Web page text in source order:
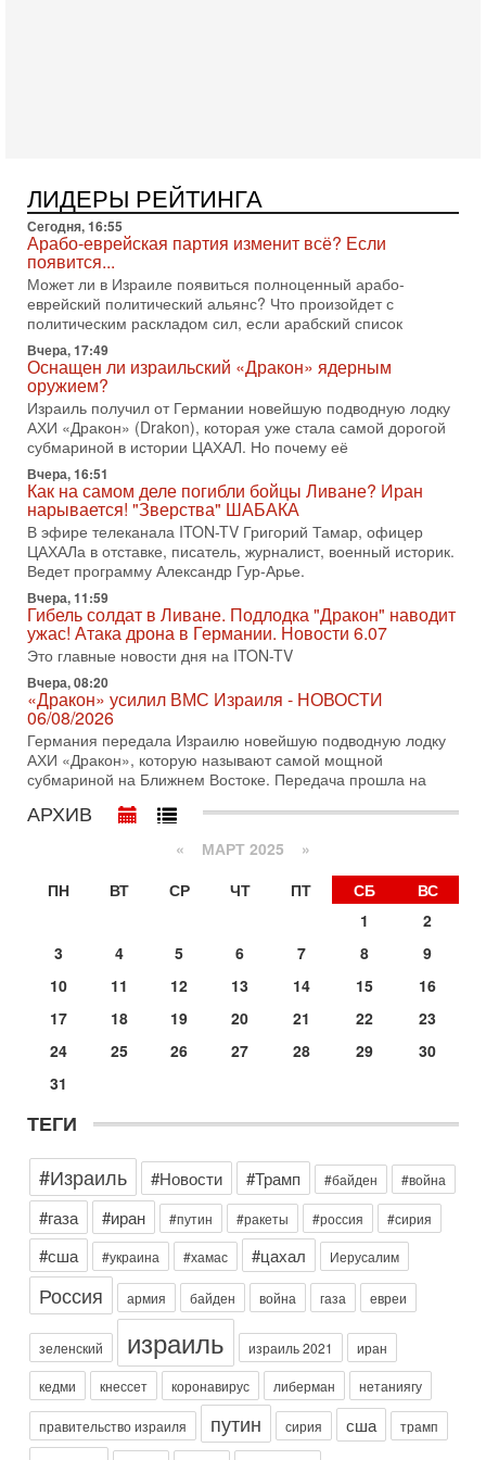
02/08/2026
Президент США Дональд Трамп сегодня заявил об отмене
подготовленного удара по Ирану после обращений
Тегерана и других стран региона. По его словам,
1-08-2026, 17:50
«Русский голос» Израиля: кто заберет его на этот
раз?
Голоса русскоязычных репатриантов не раз кардинально
меняли политический ландшафт Израиля. Достаточно
вспомнить взлет партии «Исраэль ба-алия», когда
31-07-2026, 17:00
Тайны закрытых дверей: о чём на самом деле
молчат Трамп и Нетаньяху?
Недавний визит премьер-министра Израиля Биньямина
Нетаньяху в США и его встреча с Дональдом Трампом
оставили больше вопросов, чем ответов. Полная
31-07-2026, 15:18
Иран готовит покушение на Нетаниягу! Трамп не
хочет эскалации, но КСИР готовит взрыв!
В эфире телеканала ITON-TV СЕРГЕЙ МИГДАЛЬ, эксперт
по вопросам безопасности, офицер запаса
Международного управления полиции Израиля, автор
Битва за разоружение ХАМАСа - НОВОСТИ
31/07/2026
Сегодня президент США Дональд Трамп заявил о
достижении исторического соглашения о полном
разоружении ХАМАСа и других вооруженных группировок в
Иран доведет Трампа до крайних мер? Разбор и
оценка от военного обозревателя Давида Шарпа
Ситуация вокруг противостояния Ирана и США накаляется
с каждым днем. Почему Трамп в самый последний момент
отменил решение о нанесении тяжелых ударов
Покупатель авиакомпании «Аркия» намерен
запретить полеты по субботам!
Вокруг возможной продажи авиакомпании «Аркия»
разгорается громкий конфликт.
Трамп готовит удар по Ирану - НОВОСТИ 30/07/2026
Президент США Дональд Трамп сегодня рассматривает
после ракетной атаки на американскую базу в
Арабо-еврейская партия изменит всё? Если
появится...
Может ли в Израиле появиться полноценный арабо-
еврейский политический альянс? Что произойдет с
политическим раскладом сил, если арабский список
Вчера, 17:49
Оснащен ли израильский «Дракон» ядерным
оружием?
Израиль получил от Германии новейшую подводную лодку
АХИ «Дракон» (Drakon), которая уже стала самой дорогой
субмариной в истории ЦАХАЛ. Но почему её
Вчера, 16:51
Как на самом деле погибли бойцы Ливане? Иран
нарывается! "Зверства" ШАБАКА
ЛИДЕРЫ РЕЙТИНГА
Сегодня, 16:55
Арабо-еврейская партия изменит всё? Если
появится...
Может ли в Израиле появиться полноценный арабо-
еврейский политический альянс? Что произойдет с
политическим раскладом сил, если арабский список
Вчера, 17:49
Оснащен ли израильский «Дракон» ядерным
оружием?
Израиль получил от Германии новейшую подводную лодку
АХИ «Дракон» (Drakon), которая уже стала самой дорогой
субмариной в истории ЦАХАЛ. Но почему её
Вчера, 16:51
Как на самом деле погибли бойцы Ливане? Иран
нарывается! "Зверства" ШАБАКА
В эфире телеканала ITON-TV Григорий Тамар, офицер
ЦАХАЛа в отставке, писатель, журналист, военный историк.
Ведет программу Александр Гур-Арье.
Вчера, 11:59
Гибель солдат в Ливане. Подлодка "Дракон" наводит
ужас! Атака дрона в Германии. Новости 6.07
Это главные новости дня на ITON-TV
Вчера, 08:20
«Дракон» усилил ВМС Израиля - НОВОСТИ
06/08/2026
Германия передала Израилю новейшую подводную лодку
АХИ «Дракон», которую называют самой мощной
субмариной на Ближнем Востоке. Передача прошла на
АРХИВ
« МАРТ 2025 »
ПН
ВТ СР ЧТ ПТ СБ
ВС
1
2
3
4 5 6 7 8
9
10
11 12 13 14 15
16
17
18 19 20 21 22
23
24
25 26 27 28 29
30
31
ТЕГИ
#Израиль
#Новости #Трамп #байден #война
#газа #иран #путин #ракеты #россия #сирия
#сша #украина #хамас #цахал Иерусалим
Россия армия байден война газа евреи
зеленский израиль израиль 2021 иран
кедми кнессет коронавирус либерман нетаниягу
правительство израиля путин сирия сша трамп